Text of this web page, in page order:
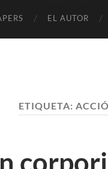
EL AUTOR
ETIQUETA: